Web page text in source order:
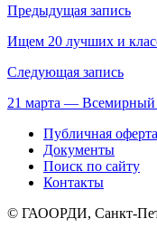
Навигация
по
записям
Предыдущая запись
Ищем 20 лучших и
Следующая запись
21 марта — Всемирный
Публичная оферта
Документы
Поиск по сайту
Контакты
© ГАООРДИ, Санкт-